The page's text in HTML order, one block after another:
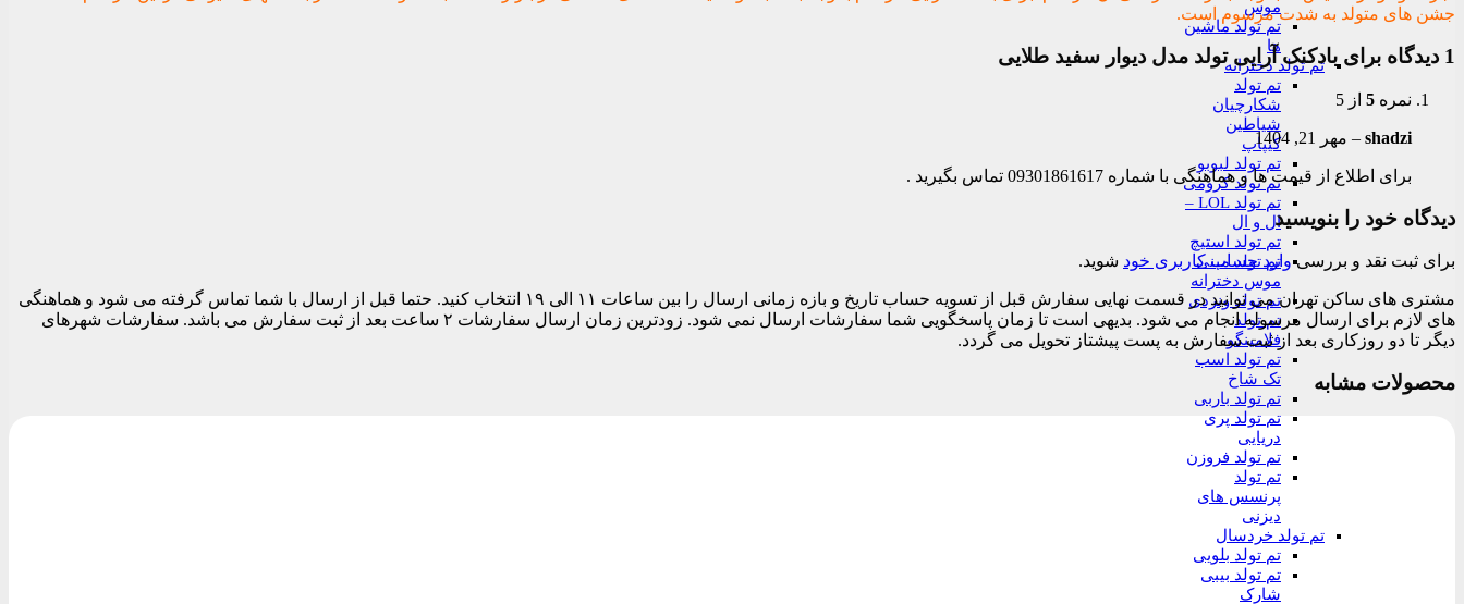
موس
تم تولد ماشین
ها
تم تولد دخترانه
تم تولد
شکارچیان
شیاطین
کیپاپ
تم تولد لبوبو
تم تولد کرومی
تم تولد LOL –
ال و ال
تم تولد استیچ
تم تولد مینی
موس دخترانه
تم تولد ونزدی
تم تولد
فلامینگو
تم تولد اسب
تک شاخ
تم تولد باربی
تم تولد پری
دریایی
تم تولد فروزن
تم تولد
پرنسس های
دیزنی
تم تولد خردسال
تم تولد بلویی
تم تولد بیبی
شارک
جشن های متولد به شدت مرسوم است.
1 دیدگاه برای بادکنک آرایی تولد مدل دیوار سفید طلایی
نمره 5 از 5
shadzi
– مهر 21, 1404
برای اطلاع از قیمت ها و هماهنگی با شماره 09301861617 تماس بگیرید .
دیدگاه خود را بنویسید
برای ثبت نقد و بررسیوارد حساب کاربری خود شوید.
مشتری های ساکن تهران می توانید در قسمت نهایی سفارش قبل از تسویه حساب تاریخ و بازه زمانی ارسال را بین ساعات ۱۱ الی ۱۹ انتخاب کنید. حتما قبل از ارسال با شما تماس گرفته می شود و هماهنگی
های لازم برای ارسال مرسوله انجام می شود. بدیهی است تا زمان پاسخگویی شما سفارشات ارسال نمی شود. زودترین زمان ارسال سفارشات ۲ ساعت بعد از ثبت سفارش می باشد. سفارشات شهرهای
دیگر تا دو روزکاری بعد از ثبت سفارش به پست پیشتاز تحویل می گردد.
محصولات مشابه